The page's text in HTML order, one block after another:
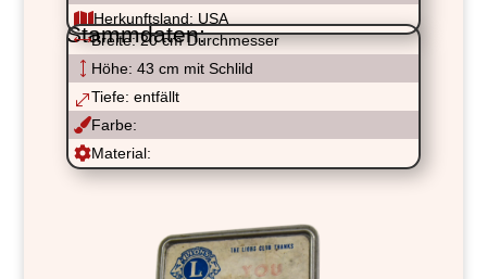
 Herkunftsland: USA
Stammdaten:
,Breite: 20 cm Durchmesser
) Höhe: 43 cm mit Schlild
.Tiefe: entfällt
Farbe:
Material: